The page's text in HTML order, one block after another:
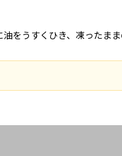
をうすくひき、凍ったま